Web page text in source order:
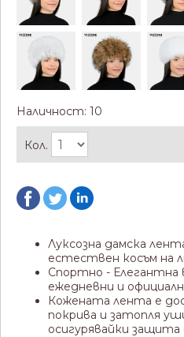
Наличност: 10
Кол.
Луксозна дамска
естествен косъм на
Спортно - Елегантна
ежедневни и
Кожената лента е
покрива и затопля
осигурявайки